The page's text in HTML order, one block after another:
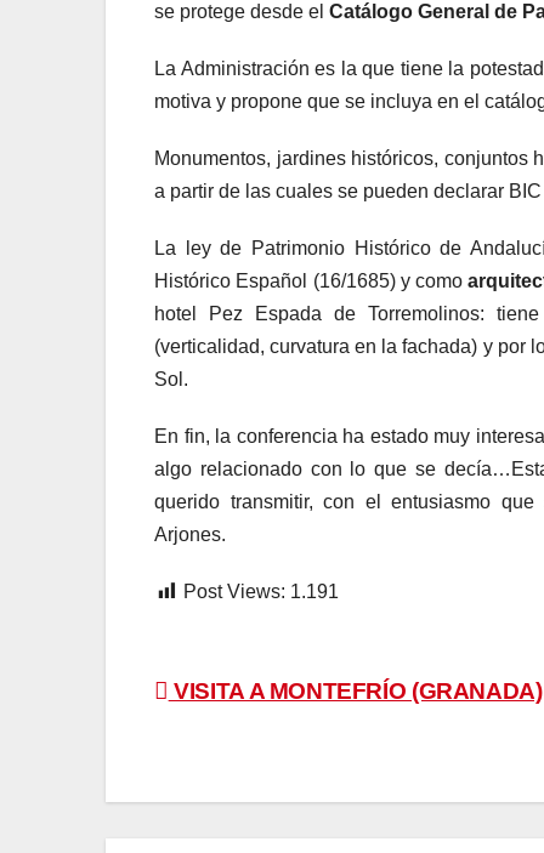
se protege desde el Catálogo General de
La Administración es la que tiene la
motiva y propone que se incluya en el
Monumentos, jardines históricos, conjuntos
a partir de las cuales se pueden declarar
La ley de Patrimonio Histórico de
Histórico Español (16/1685) y como
hotel Pez Espada de Torremolinos:
(verticalidad, curvatura en la fachada) y por
Sol.
En fin, la conferencia ha estado muy
algo relacionado con lo que se
querido transmitir, con el entusiasmo
Arjones.
Post Views: 1.191
Navegación
entradas
VISITA A MONTEFRÍO (GRANADA)